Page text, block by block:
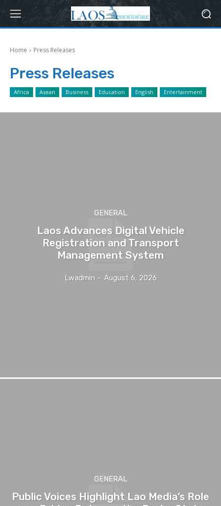
Home Press Releases
Press Releases
Africa Asean Business Education English Entertainment
GENERAL
Laos Advances Digital Vehicle
Registration and Transport
Management System
Lwadmin - August 6, 2026
GENERAL
Public Voices Highlight Lao Media’s Role